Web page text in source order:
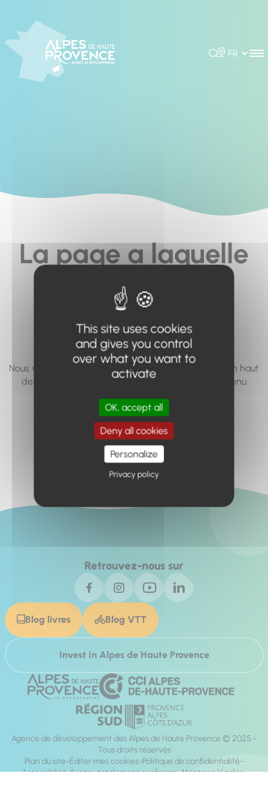
Rechercher
Choisir la
La page a laquelle
vous cherchez à
accéder n'existe
pas... ou plus.
Nous vous invitons à utiliser le moteur de recherche en haut
de page, ou à utiliser le menu pour trouver le contenu
Retour à l'accueil
Retrouvez-nous sur
Blog livres Blog VTT
Invest In Alpes de Haute Provence
Agence de développement des Alpes de Haute Provence © 2025 -
Tous droits réservés
Plan du site Éditer mes cookies Politique de confidentialité
Accessibilité du site : totalement conforme Mentions légales
This site uses cookies
and gives you control
over what you want to
activate
OK, accept all
Deny all cookies
Personalize
Privacy policy